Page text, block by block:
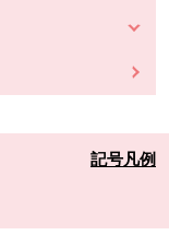
記号凡例